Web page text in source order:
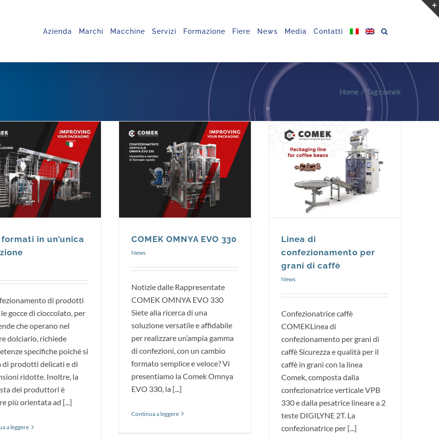
Azienda Marchi Macchine Servizi Formazione Fiere News Media Contatti
Home Tag:comek
News
formati in un’unica
di prodotti
gocce di cioccolato, per
che operano nel
dolciario, richiede
specifiche poiché si
prodotti delicati e di
ridotte. Inoltre, la
dei produttori è
più orientata ad [...]
a leggere
News
COMEK OMNYA EVO 330
News
Notizie dalle Rappresentate
COMEK OMNYA EVO 330
Siete alla ricerca di una
soluzione versatile e affidabile
per realizzare un’ampia gamma
di confezioni, con un cambio
formato semplice e veloce? Vi
presentiamo la Comek Omnya
EVO 330, la [...]
Continua a leggere
News
Linea di
confezionamento per
grani di caffè
News
Confezionatrice caffè
COMEKLinea di
confezionamento per grani di
caffè Sicurezza e qualità per il
caffè in grani con la linea
Comek, composta dalla
confezionatrice verticale VPB
330 e dalla pesatrice lineare a 2
teste DIGILYNE 2T. La
confezionatrice per [...]